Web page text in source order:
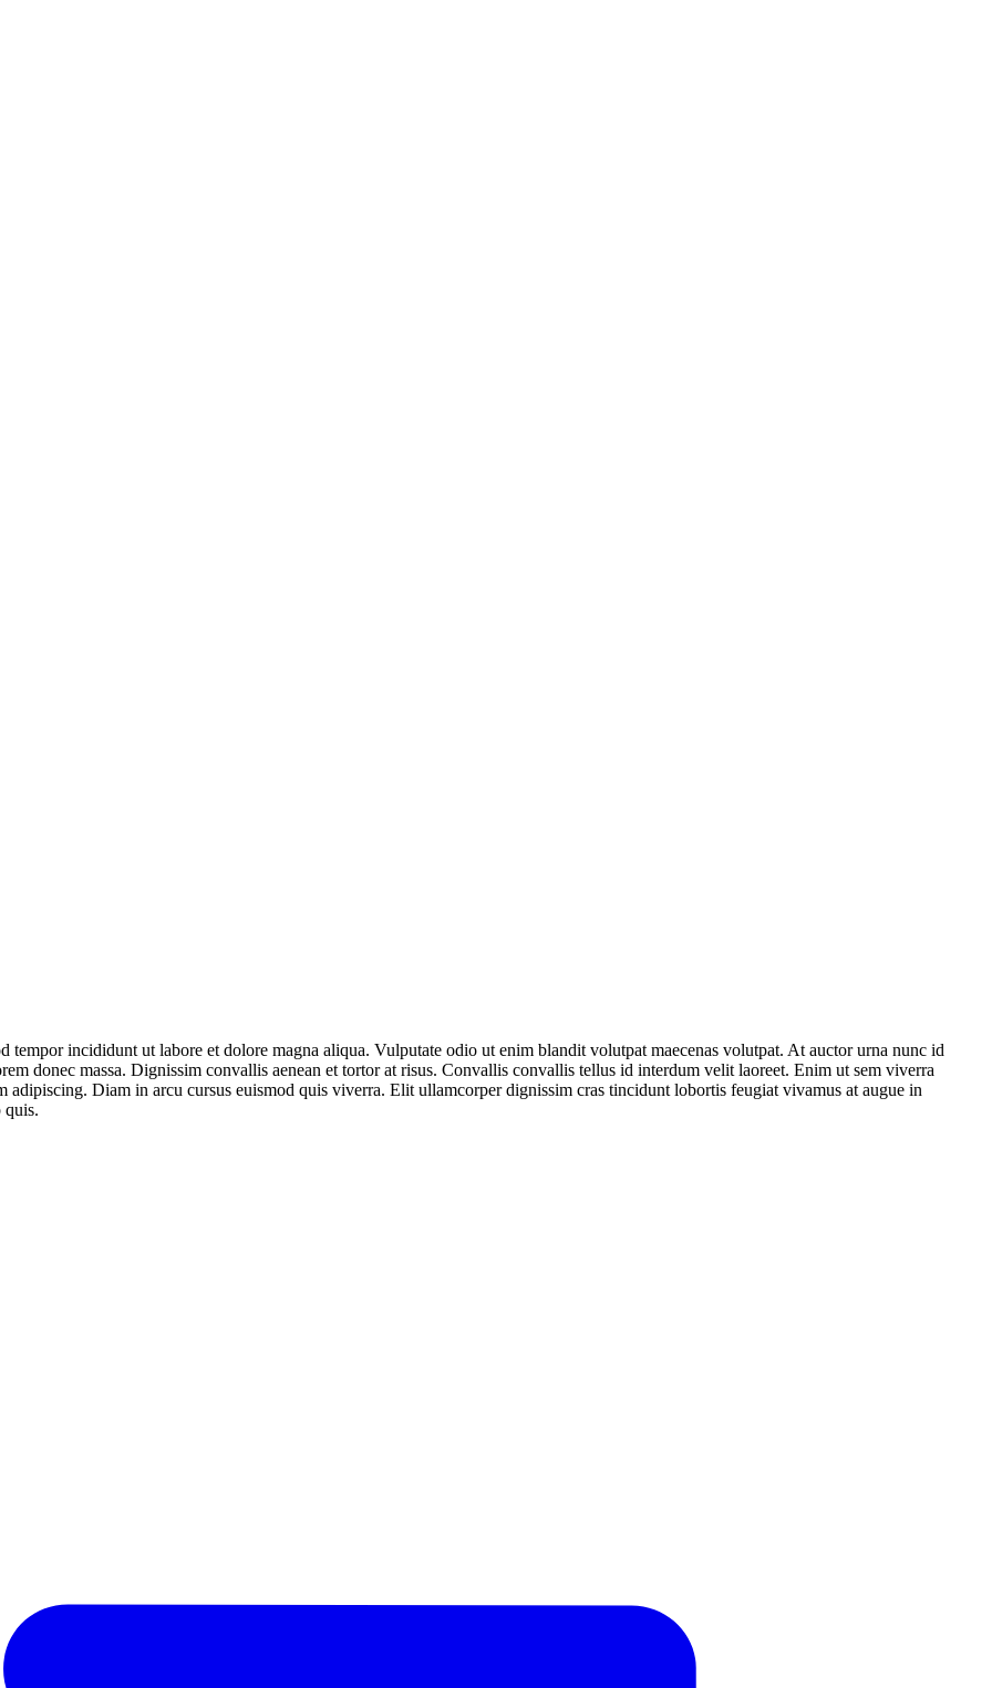
tempor incididunt ut labore et dolore magna aliqua. Vulputate odio ut enim blandit volutpat maecenas volutpat. At auctor urna nunc id
donec massa. Dignissim convallis aenean et tortor at risus. Convallis convallis tellus id interdum velit laoreet. Enim ut sem viverra
adipiscing. Diam in arcu cursus euismod quis viverra. Elit ullamcorper dignissim cras tincidunt lobortis feugiat vivamus at augue in
quis.